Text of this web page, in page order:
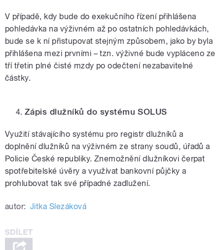
V případě, kdy bude do exekučního řízení přihlášena
pohledávka na výživném až po ostatních pohledávkách,
bude se k ní přistupovat stejným způsobem, jako by byla
přihlášena mezi prvními – tzn. výživné bude vypláceno ze
tří třetin plné čisté mzdy po odečtení nezabavitelné
částky.
Zápis dlužníků do systému SOLUS
Využití stávajícího systému pro registr dlužníků a
doplnění dlužníků na výživném ze strany soudů, úřadů a
Policie České republiky. Znemožnění dlužníkovi čerpat
spotřebitelské úvěry a využívat bankovní půjčky a
prohlubovat tak své případné zadlužení.
autor: Jitka Slezáková